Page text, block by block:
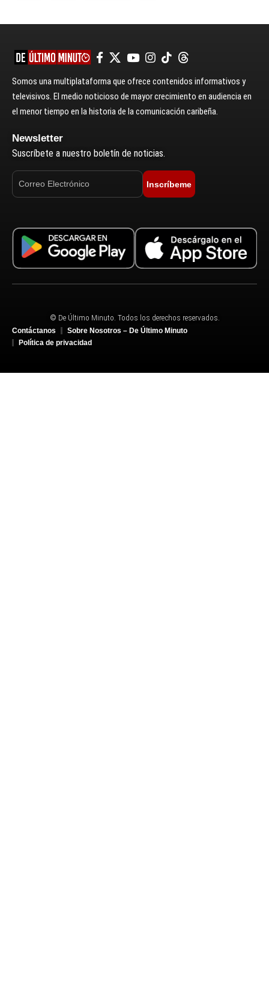
Somos una multiplataforma que ofrece contenidos informativos y
televisivos. El medio noticioso de mayor crecimiento en audiencia en
el menor tiempo en la historia de la comunicación caribeña.
Newsletter
Suscríbete a nuestro boletín de noticias.
Inscríbeme
© De Último Minuto. Todos los derechos reservados.
Contáctanos
Sobre Nosotros – De Último Minuto
Política de privacidad